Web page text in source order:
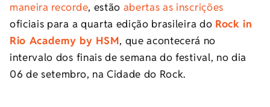
maneira recorde, estão abertas as inscrições
oficiais para a quarta edição brasileira do Rock in
Rio Academy by HSM, que acontecerá no
intervalo dos finais de semana do festival, no dia
06 de setembro, na Cidade do Rock.